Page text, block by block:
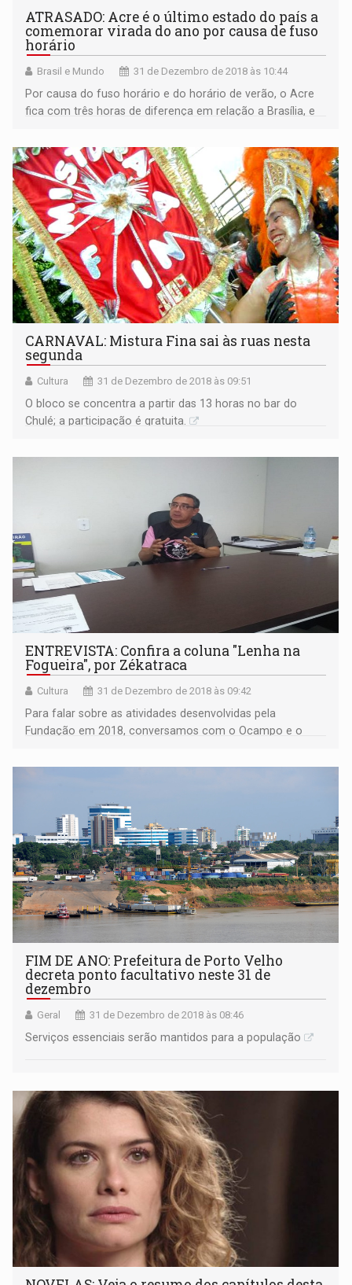
ATRASADO: Acre é o último estado do país a
comemorar virada do ano por causa de fuso
horário
Brasil e Mundo 31 de Dezembro de 2018 às 10:44
Por causa do fuso horário e do horário de verão, o Acre
fica com três horas de diferença em relação a Brasília, e
maioria das cidades brasileiras
CARNAVAL: Mistura Fina sai às ruas nesta
segunda
Cultura 31 de Dezembro de 2018 às 09:51
O bloco se concentra a partir das 13 horas no bar do
Chulé; a participação é gratuita.
ENTREVISTA: Confira a coluna "Lenha na
Fogueira", por Zékatraca
Cultura 31 de Dezembro de 2018 às 09:42
Para falar sobre as atividades desenvolvidas pela
Fundação em 2018, conversamos com o Ocampo e o
FIM DE ANO: Prefeitura de Porto Velho
decreta ponto facultativo neste 31 de
dezembro
Geral 31 de Dezembro de 2018 às 08:46
Serviços essenciais serão mantidos para a população